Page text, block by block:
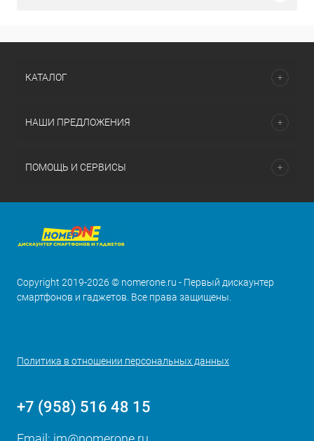
КАТАЛОГ
НАШИ ПРЕДЛОЖЕНИЯ
ПОМОЩЬ И СЕРВИСЫ
Copyright 2019-2026 © nomerone.ru - Первый дискаунтер
смартфонов и гаджетов. Все права защищены.
Политика в отношении персональных данных
+7 (958) 516 48 15